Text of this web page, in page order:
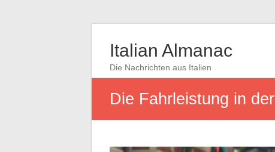
Italian Almanac
Die Nachrichten aus Italien
Die Fahrleistung in